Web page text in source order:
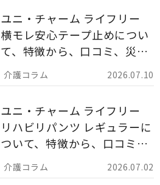
2026.07.10
ユニ・チャーム ライフリー
横モレ安心テープ止めについ
て、特徴から、口コミ、災害
備蓄としての活用法まで分か
りやすく解説します。
2026.07.02
ユニ・チャーム ライフリー
リハビリパンツ レギュラーに
ついて、特徴から、口コミ、
災害備蓄としての活用法まで
分かりやすく解説します。